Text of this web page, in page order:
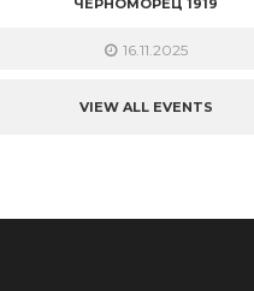
ЧЕРНОМОРЕЦ 1919
16.11.2025
VIEW ALL EVENTS